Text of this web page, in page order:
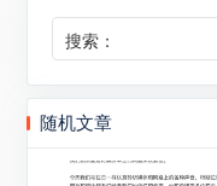
搜索：
随机文章